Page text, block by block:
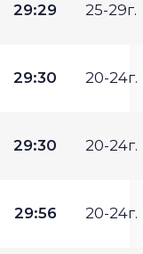
29:29 25-29г.
29:30 20-24г.
29:30 20-24г.
29:56 20-24г.